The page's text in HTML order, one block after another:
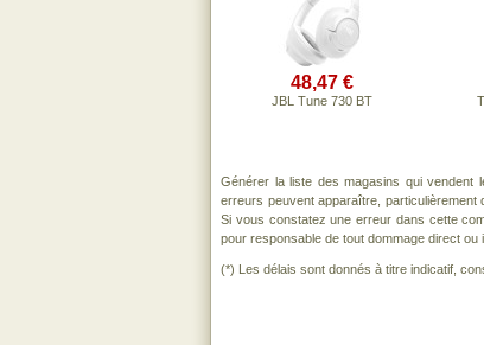
48,47 €
JBL Tune 730 BT
Générer la liste des magasins qui vendent
erreurs peuvent apparaître,
Si vous constatez une erreur dans cette
pour responsable de tout dommage direct ou
(*) Les délais sont donnés à titre indicatif,